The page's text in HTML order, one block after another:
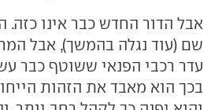
אבל הדור החדש כבר אינו כזה.
שם (עוד נגלה בהמשך), אבל
עדר רכבי הפנאי ששוטף כבר
בכך הוא מאבד את הזהות